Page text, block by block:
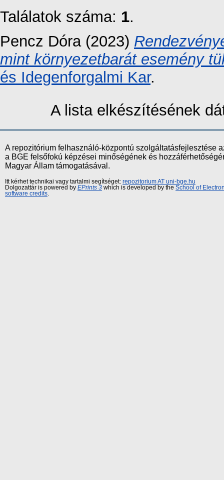
Találatok száma: 1.
Pencz Dóra (2023)
mint környezetbarát esemény
és Idegenforgalmi Kar.
A lista elkészítésének
A repozitórium felhasználó-központú szolgáltatásfejlesztése
a BGE felsőfokú képzései minőségének és
Magyar Állam támogatásával.
Itt kérhet technikai vagy tartalmi segítséget: repozitorium AT uni-bge.hu
Dolgozattár is powered by EPrints 3 which is developed by the School of
software credits